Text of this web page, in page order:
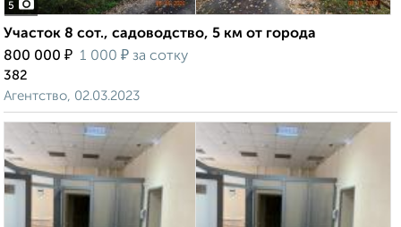
5
Участок 8 сот., садоводство, 5 км от города
800 000 ₽ 1 000 ₽ за сотку
382
Агентство, 02.03.2023